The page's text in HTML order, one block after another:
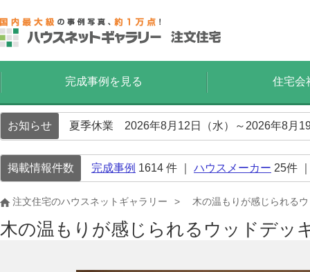
完成事例を見る 住宅会
お知らせ 夏季休業 2026年8月12日（水）～2026年8月
掲載情報件数 完成事例 1614 件 ｜ ハウスメーカー 25件
注文住宅のハウスネットギャラリー 木の温もりが感じられる
木の温もりが感じられるウッドデッ